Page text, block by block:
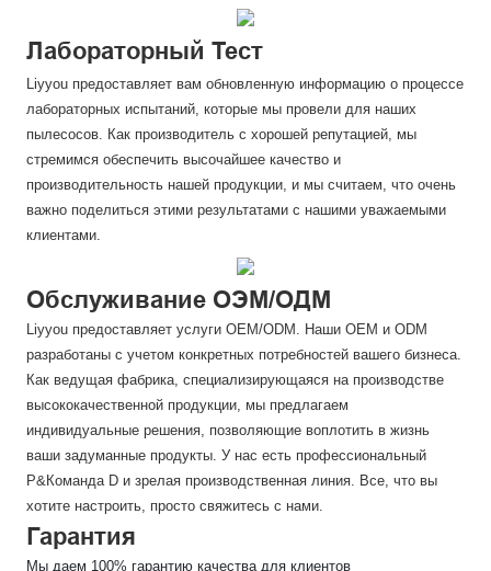
Лабораторный Тест
Liyyou предоставляет вам обновленную информацию о процессе
лабораторных испытаний, которые мы провели для наших
пылесосов. Как производитель с хорошей репутацией, мы
стремимся обеспечить высочайшее качество и
производительность нашей продукции, и мы считаем, что очень
важно поделиться этими результатами с нашими уважаемыми
клиентами.
Обслуживание ОЭМ/ОДМ
Liyyou предоставляет услуги OEM/ODM. Наши OEM и ODM
разработаны с учетом конкретных потребностей вашего бизнеса.
Как ведущая фабрика, специализирующаяся на производстве
высококачественной продукции, мы предлагаем
индивидуальные решения, позволяющие воплотить в жизнь
ваши задуманные продукты. У нас есть профессиональный
Р&Команда D и зрелая производственная линия. Все, что вы
хотите настроить, просто свяжитесь с нами.
Гарантия
Мы даем 100% гарантию качества для клиентов